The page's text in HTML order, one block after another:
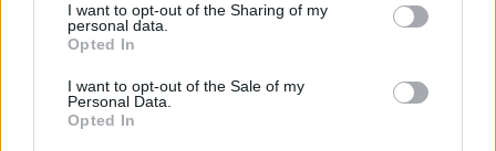
I want to opt-out of the Sharing of my
personal data.
Opted In
I want to opt-out of the Sale of my
Personal Data.
Opted In